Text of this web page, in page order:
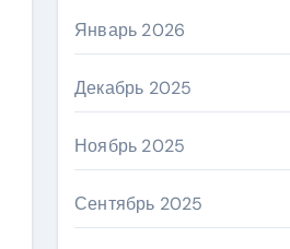
Январь 2026
Декабрь 2025
Ноябрь 2025
Сентябрь 2025